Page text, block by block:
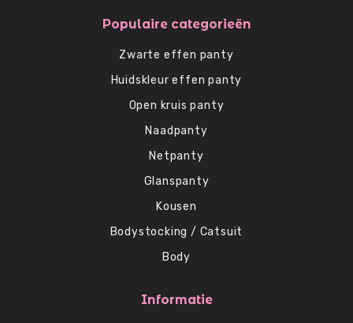
Populaire categorieën
Zwarte effen panty
Huidskleur effen panty
Open kruis panty
Naadpanty
Netpanty
Glanspanty
Kousen
Bodystocking / Catsuit
Body
Informatie